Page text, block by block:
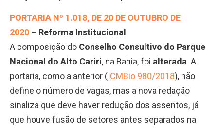
PORTARIA Nº 1.018, DE 20 DE OUTUBRO DE
2020 – Reforma Institucional
A composição do Conselho Consultivo do Parque
Nacional do Alto Cariri, na Bahia, foi alterada. A
portaria, como a anterior (ICMBio 980/2018), não
define o número de vagas, mas a nova redação
sinaliza que deve haver redução dos assentos, já
que houve fusão de setores antes separados na